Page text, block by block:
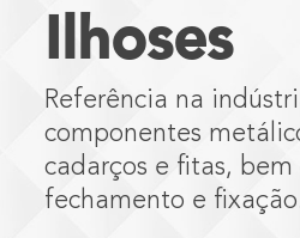
Ilhoses
Referência na
componentes
cadarços e fitas,
fechamento e